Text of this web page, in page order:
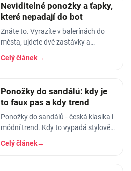
Neviditelné ponožky a ťapky,
které nepadají do bot
Znáte to. Vyrazíte v balerínách do
města, ujdete dvě zastávky a
ponožka sjíždí přes patu a balí se
Celý článek→
Ponožky do sandálů: kdy je
to faux pas a kdy trend
Ponožky do sandálů - česká klasika i
módní trend. Kdy to vypadá stylově,
se tomu raději vyhnout.
Celý článek→